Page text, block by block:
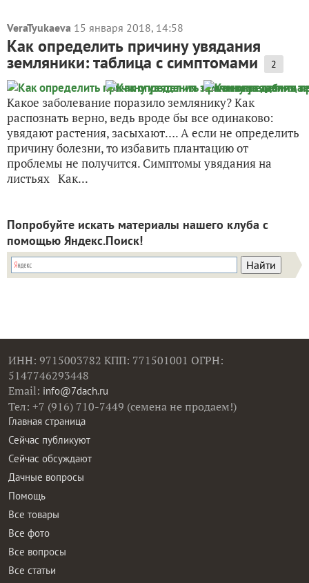
VeraTyukaeva 15 января 2018, 14:58
Как определить причину увядания
земляники: таблица с симптомами 2
Какое заболевание поразило землянику? Как
распознать верно, ведь вроде бы все одинаково:
увядают растения, засыхают…. А если не определить
причину болезни, то избавить плантацию от
проблемы не получится. Симптомы увядания на
листьях Как...
Попробуйте искать материалы нашего клуба с
помощью Яндекс.Поиск!
ИНН: 9715003782 КПП: 771501001 ОГРН:
5147746293448
Email: info@7dach.ru
Тел: +7 (916) 710-7449 (семена не продаем!)
Главная страница
Сейчас публикуют
Сейчас обсуждают
Дачные вопросы
Помощь
Все товары
Все фото
Все вопросы
Все статьи